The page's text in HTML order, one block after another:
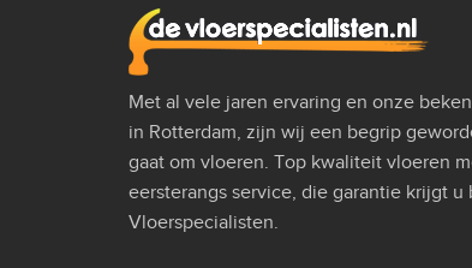
Met al vele jaren ervaring en onze
in Rotterdam, zijn wij een begrip
gaat om vloeren. Top kwaliteit vloeren
eersterangs service, die garantie krijgt u
Vloerspecialisten.